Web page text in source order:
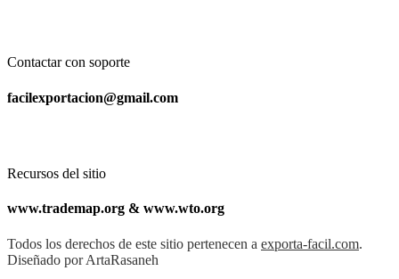
Contactar con soporte
facilexportacion@gmail.com
Recursos del sitio
www.trademap.org & www.wto.org
Todos los derechos de este sitio pertenecen a exporta-facil.com.
Diseñado por ArtaRasaneh